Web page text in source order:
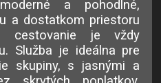
a pohodlné,
a dostatkom priestoru
cestovanie je vždy
Služba je ideálna pre
skupiny, s jasnými a